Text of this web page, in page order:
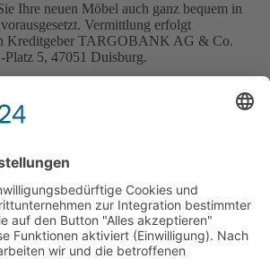
Ihre neuen Möbel auch ganz bequem in
Vermittlung erfolgt
Kreditgeber TARGOBANK AG & Co.
5, 47051 Duisburg.
uns